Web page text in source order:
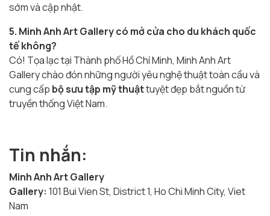
sớm và cập nhật.
5. Minh Anh Art Gallery có mở cửa cho du khách quốc
tế không?
Có! Tọa lạc tại Thành phố Hồ Chí Minh, Minh Anh Art
Gallery chào đón những người yêu nghệ thuật toàn cầu và
cung cấp bộ sưu tập mỹ thuậttuyệt đẹp bắt nguồn từ
truyền thống Việt Nam.
Tin nhắn:
Minh Anh Art Gallery
Gallery: 101 Bui Vien St, District 1, Ho Chi Minh City, Viet
Nam